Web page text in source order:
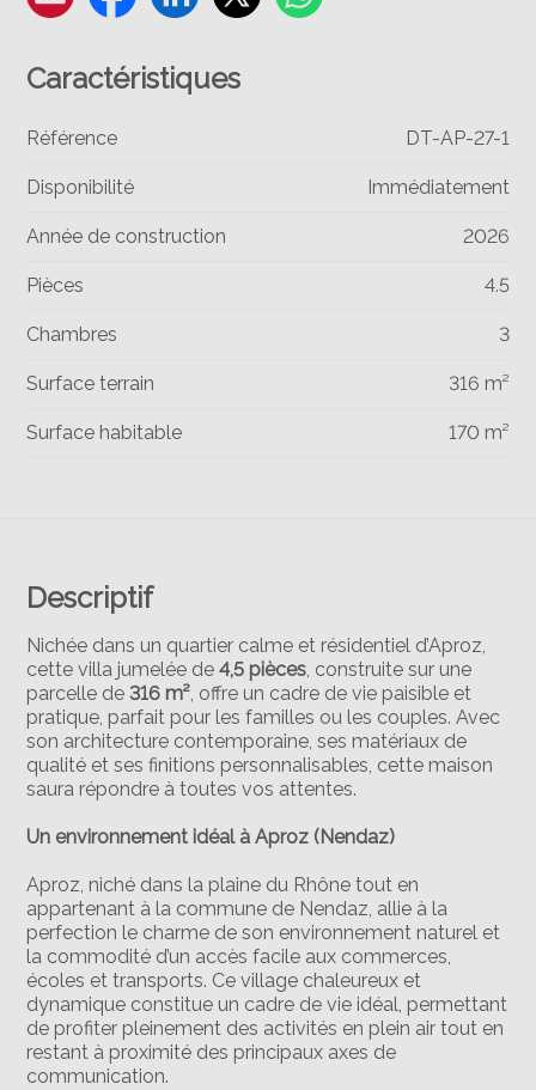
Descriptif
Nichée dans un quartier calme et résidentiel d’Aproz,
cette villa jumelée de4,5 pièces, construite sur une
parcelle de 316 m², offre un cadre de vie paisible et
pratique, parfait pour les familles ou les couples. Avec
son architecture contemporaine, ses matériaux de
qualité et ses finitions personnalisables, cette maison
saura répondre à toutes vos attentes.
Un environnement idéal à Aproz (Nendaz)
Aproz, niché dans la plaine du Rhône tout en
appartenant à la commune de Nendaz, allie à la
perfection le charme de son environnement naturel et
la commodité d’un accès facile aux commerces,
écoles et transports. Ce village chaleureux et
dynamique constitue un cadre de vie idéal, permettant
de profiter pleinement des activités en plein air tout en
restant à proximité des principaux axes de
communication.
Caractéristiques
Référence DT-AP-27-1
Disponibilité Immédiatement
Année de construction 2026
Pièces 4.5
Chambres 3
Surface terrain 316 m²
Surface habitable 170 m²